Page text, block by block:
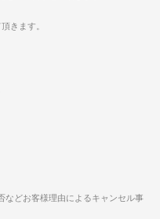
きます。
どお客様理由によるキャンセル事